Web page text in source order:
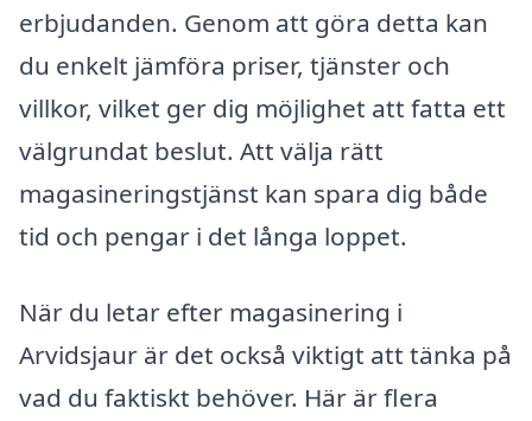
erbjudanden. Genom att göra detta kan
du enkelt jämföra priser, tjänster och
villkor, vilket ger dig möjlighet att fatta ett
välgrundat beslut. Att välja rätt
magasineringstjänst kan spara dig både
tid och pengar i det långa loppet.
När du letar efter magasinering i
Arvidsjaur är det också viktigt att tänka på
vad du faktiskt behöver. Här är flera